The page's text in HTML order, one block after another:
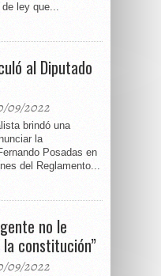
ley que...
al Diputado
09/2022
brindó una
la
Posadas en
del Reglamento...
no le
constitución”
09/2022